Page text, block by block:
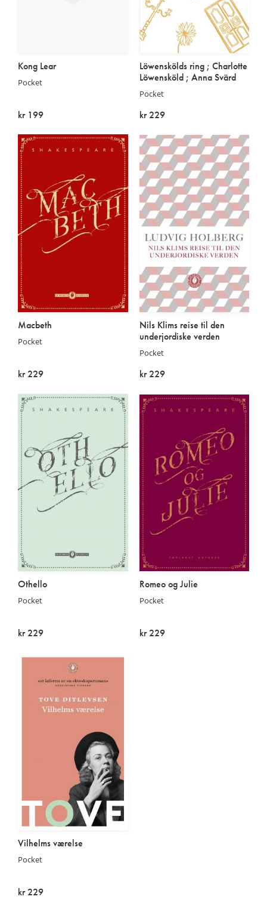
Kong Lear
Pocket
kr 199
Löwenskölds ring ; Charlotte
Löwensköld ; Anna Svärd
Pocket
kr 229
Macbeth
Pocket
kr 229
Nils Klims reise til den
underjordiske verden
Pocket
kr 229
Othello
Pocket
kr 229
Romeo og Julie
Pocket
kr 229
Vilhelms værelse
Pocket
kr 229